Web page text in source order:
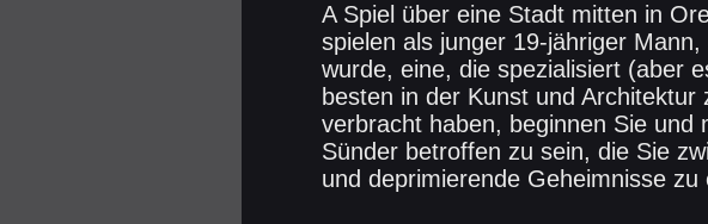
A Spiel über eine Stadt mitten in
spielen als junger 19-jähriger
wurde, eine, die spezialisiert (aber
besten in der Kunst und
verbracht haben, beginnen Sie und
Sünder betroffen zu sein, die Sie
und deprimierende Geheimnisse zu